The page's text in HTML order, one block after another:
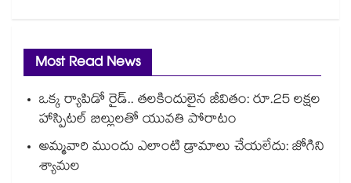
Most Read News
ఒక్క ర్యాపిడో రైడ్.. తలకిందులైన జీవితం: రూ.25 లక్షల
హాస్పిటల్ బిల్లులతో యువతి పోరాటం
అమ్మవారి ముందు ఎలాంటి డ్రామాలు చేయలేదు: జోగిని
శ్యామల